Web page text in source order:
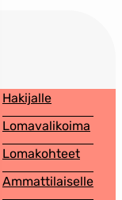
Hakijalle
Lomavalikoima
Lomakohteet
Ammattilaiselle